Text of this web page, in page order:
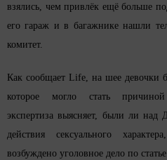
взялись, чем привлёк ещё больше
его гараж и в багажнике нашли
комитет.
Как сообщает Life, на шее девочки
которое могло стать
экспертиза выясняет, были ли над
действия сексуального
возбуждено уголовное дело по